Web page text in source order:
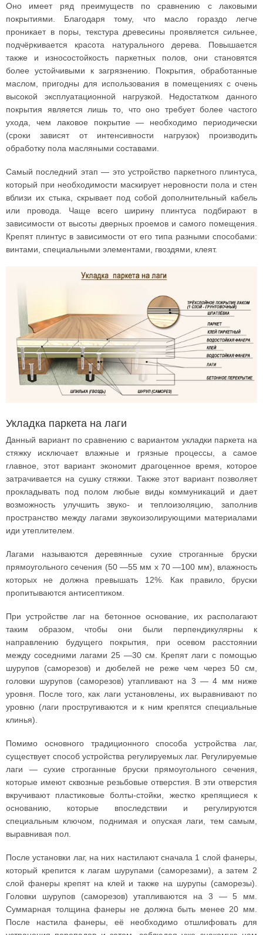
Оно имеет ряд преимуществ по сравнению с лаковыми
покрытиями. Благодаря тому, что масло гораздо легче
проникает в поры, текстура древесины проявляется сильнее,
подчёркивается красота натурального дерева. Повышается
также и износостойкость паркетных полов, они становятся
более устойчивыми к загрязнению. Покрытия, обработанные
маслом, пригодны для использования в помещениях с очень
высокой эксплуатационной нагрузкой. Недостатком данного
покрытия является лишь то, что оно требует более частого
ухода, чем лаковое покрытие — необходимо периодически
(сроки зависят от интенсивности нагрузок) производить
обработку пола масляными составами.
Самый последний этап — это устройство паркетного плинтуса,
который при необходимости маскирует неровности пола и стен
вблизи их стыка, скрывает под собой дополнительный кабель
или провода. Чаще всего ширину плинтуса подбирают в
зависимости от высоты дверных проемов и самого помещения.
Крепят плинтус в зависимости от его типа разными способами:
винтами, специальными элементами, гвоздями, клеят.
Укладка паркета на лаги
Данный вариант по сравнению с вариантом укладки паркета на
стяжку исключает влажные и грязные процессы, а самое
главное, этот вариант экономит драгоценное время, которое
затрачивается на сушку стяжки. Также этот вариант позволяет
прокладывать под полом любые виды коммуникаций и дает
возможность улучшить звуко- и теплоизоляцию, заполнив
пространство между лагами звукоизолирующими материалами
иди утеплителем.
Лагами называются деревянные сухие строганные бруски
прямоугольного сечения (50 —55 мм х 70 —100 мм), влажность
которых не должна превышать 12%. Как правило, бруски
пропитываются антисептиком.
При устройстве лаг на бетонное основание, их располагают
таким образом, чтобы они были перпендикулярны к
направлению будущего покрытия, при осевом расстоянии
между соседними лагами 25 —30 см. Крепят лаги с помощью
шурупов (саморезов) и дюбелей не реже чем через 50 см,
головки шурупов (саморезов) утапливают на 3 — 4 мм ниже
уровня. После того, как лаги установлены, их выравнивают по
уровню (лаги простругиваются и к ним крепятся специальные
клинья).
Помимо основного традиционного способа устройства лаг,
существует способ устройства регулируемых лаг. Регулируемые
лаги — сухие строганные бруски прямоугольного сечения,
которые имеют сквозные резьбовые отверстия. В эти отверстия
вкручивают пластиковые болты-стойки, жестко крепящиеся к
основанию, которые впоследствии и регулируются
специальным ключом, поднимая и опуская лаги, тем самым,
выравнивая пол.
После установки лаг, на них настилают сначала 1 слой фанеры,
который крепится к лагам шурупами (саморезами), а затем 2
слой фанеры крепят на клей и также на шурупы (саморезы).
Головки шурупов (саморезов) утапливаются на 3 — 5 мм.
Суммарная толщина фанеры не должна быть менее 20 мм.
После настила фанеры, её необходимо отшлифовать для